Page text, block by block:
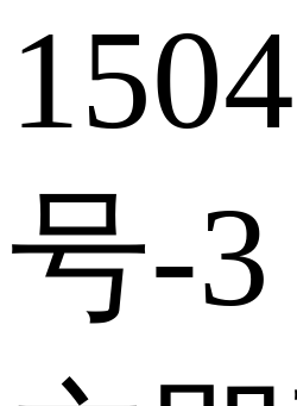
号-3